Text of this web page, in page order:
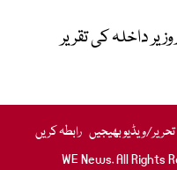
وزیر داخلہ کی تقریر
تحریر/ویڈیو بھیجیں رابطہ کریں